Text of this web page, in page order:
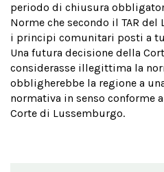
periodo di chiusura
Norme che secondo il TAR
i principi comunitari posti a
Una futura decisione della
considerasse illegittima la
obbligherebbe la regione a
normativa in senso conforme
Corte di Lussemburgo.